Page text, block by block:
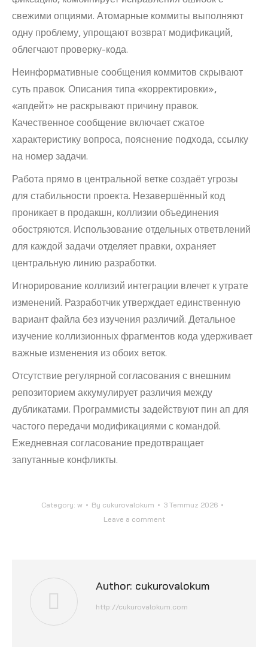
свежими опциями. Атомарные коммиты выполняют
одну проблему, упрощают возврат модификаций,
облегчают проверку-кода.
Неинформативные сообщения коммитов скрывают
суть правок. Описания типа «корректировки»,
«апдейт» не раскрывают причину правок.
Качественное сообщение включает сжатое
характеристику вопроса, пояснение подхода, ссылку
на номер задачи.
Работа прямо в центральной ветке создаёт угрозы
для стабильности проекта. Незавершённый код
проникает в продакшн, коллизии объединения
обостряются. Использование отдельных ответвлений
для каждой задачи отделяет правки, охраняет
центральную линию разработки.
Игнорирование коллизий интеграции влечет к утрате
изменений. Разработчик утверждает единственную
вариант файла без изучения различий. Детальное
изучение коллизионных фрагментов кода удерживает
важные изменения из обоих веток.
Отсутствие регулярной согласования с внешним
репозиторием аккумулирует различия между
дубликатами. Программисты задействуют пин ап для
частого передачи модификациями с командой.
Ежедневная согласование предотвращает
запутанные конфликты.
Category: w By cukurovalokum
3 Temmuz 2026
Leave a comment
Author: cukurovalokum
http://cukurovalokum.com